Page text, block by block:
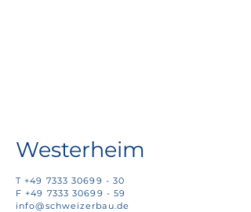
Westerheim
T+49 7333 30699 - 30
F+49 7333 30699 - 59
info@schweizerbau.de